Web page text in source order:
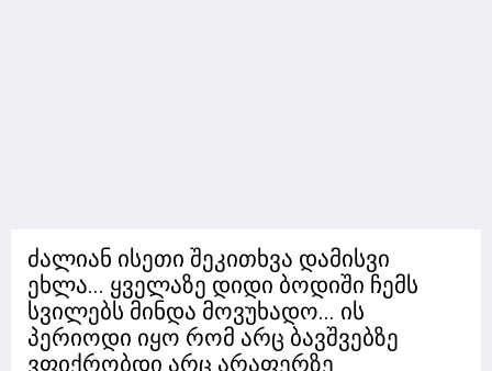
ძალიან ისეთი შეკითხვა დამისვი
ეხლა... ყველაზე დიდი ბოდიში ჩემს
სვილებს მინდა მოვუხადო... ის
პერიოდი იყო რომ არც ბავშვებზე
ვფიქრობდი არც არაფერზე